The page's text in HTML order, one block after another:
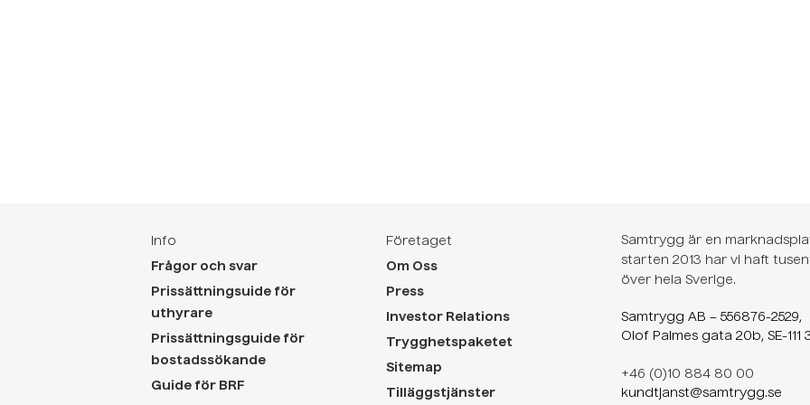
Info
Frågor och svar
Prissättningsuide för
uthyrare
Prissättningsguide för
bostadssökande
Guide för BRF
Företaget
Om Oss
Press
Investor Relations
Trygghetspaketet
Sitemap
Tilläggstjänster
Samtrygg är en
starten 2013 har vi haft
över hela Sverige.
Samtrygg AB – 556876-2529,
Olof Palmes gata 20b, SE-111
+46 (0)10 884 80 00
kundtjanst@samtrygg.se